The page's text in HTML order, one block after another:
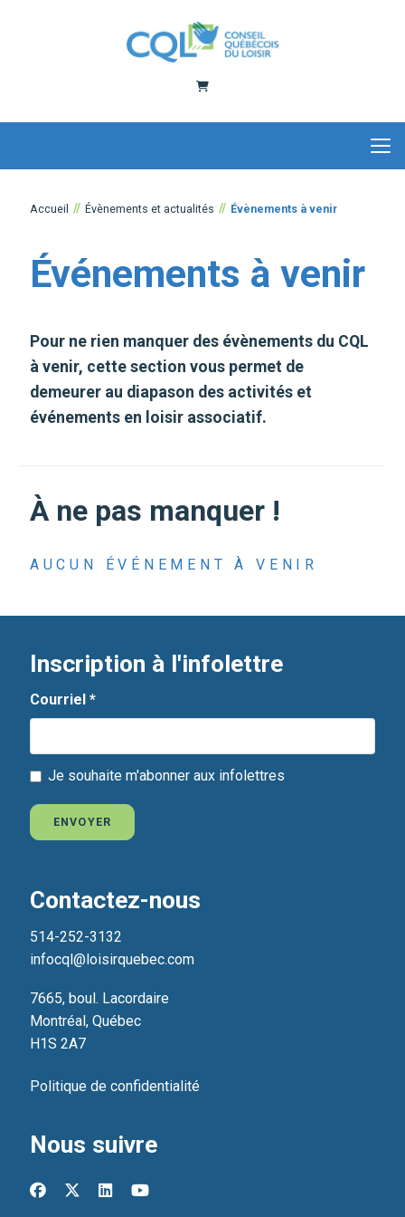
Panier
Accueil Évènements et actualités Évènements à venir
Événements à venir
Pour ne rien manquer des évènements du CQL
à venir, cette section vous permet de
demeurer au diapason des activités et
événements en loisir associatif.
À ne pas manquer !
AUCUN ÉVÉNEMENT À VENIR
Nous suivre
facebookx-twitterlinkedinyoutube
Contactez-nous
514-252-3132
infocql@loisirquebec.com
7665, boul. Lacordaire
Montréal, Québec
H1S 2A7
Politique de confidentialité
Inscription à l'infolettre
Courriel *
Je souhaite m'abonner aux infolettres
ENVOYER